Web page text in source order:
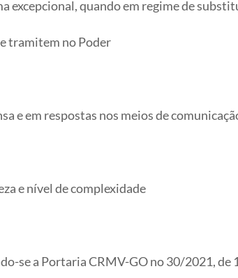
excepcional, quando em regime de
tramitem no Poder
e em respostas nos meios de
e nível de complexidade
se a Portaria CRMV-GO no 30/2021, de